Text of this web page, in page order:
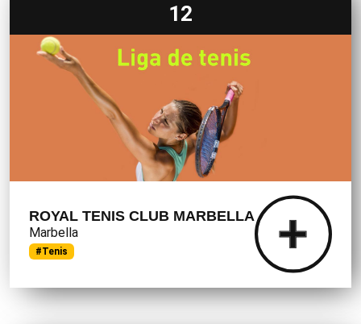
12
ROYAL TENIS CLUB MARBELLA
Marbella
#Tenis